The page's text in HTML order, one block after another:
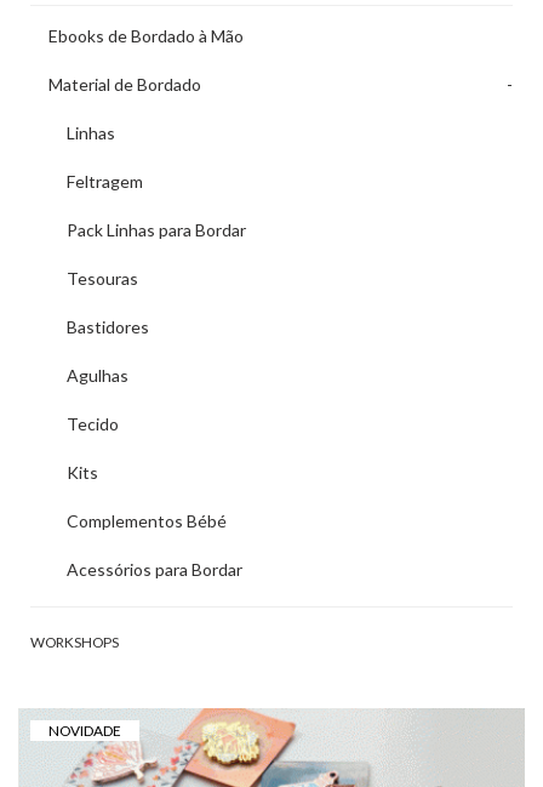
Ebooks de Bordado à Mão
Material de Bordado
Linhas
Feltragem
Pack Linhas para Bordar
Tesouras
Bastidores
Agulhas
Tecido
Kits
Complementos Bébé
Acessórios para Bordar
WORKSHOPS
NOVIDADE